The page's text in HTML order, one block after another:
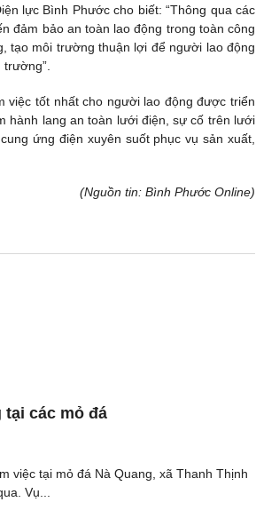
lực Bình Phước cho biết: “Thông qua các
đảm bảo an toàn lao động trong toàn công
tạo môi trường thuận lợi để người lao động
trường”.
việc tốt nhất cho người lao động được triển
hành lang an toàn lưới điện, sự cố trên lưới
ứng điện xuyên suốt phục vụ sản xuất,
(Nguồn tin: Bình Phước Online)
tại các mỏ đá
việc tại mỏ đá Nà Quang, xã Thanh Thịnh
Vụ...